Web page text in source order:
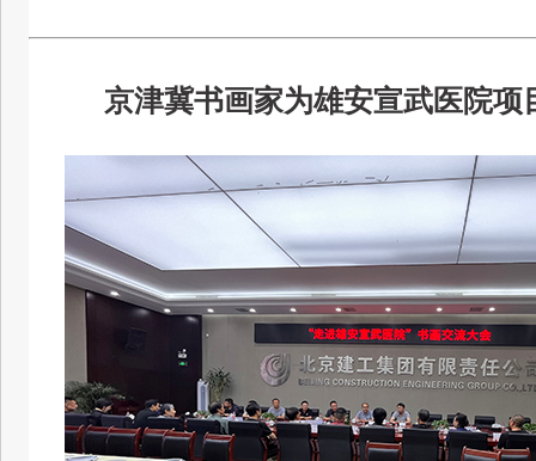
京津冀书画家为雄安宣武医院项